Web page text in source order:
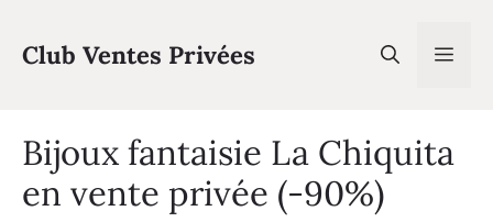
contenu
Club Ventes Privées
Bijoux fantaisie La Chiquita
en vente privée (-90%)